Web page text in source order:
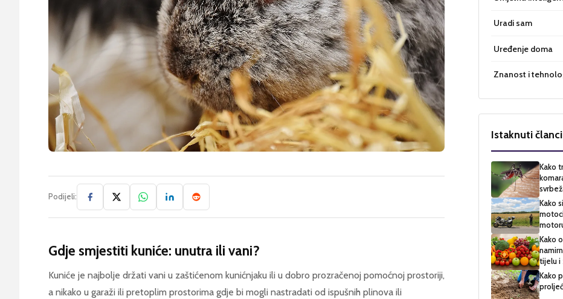
Podijeli:
Gdje smjestiti kuniće: unutra ili vani?
Kuniće je najbolje držati vani u zaštićenom kunićnjaku ili u dobro prozračenoj pomoćnoj prostoriji,
a nikako u garaži ili pretopl­im prostorima gdje bi mogli nastradati od ispušnih plinova ili
Uradi sam
Uređenje doma
Znanost i
Istaknuti članci
Kako
Kako
Kako
tijelu i
Kako